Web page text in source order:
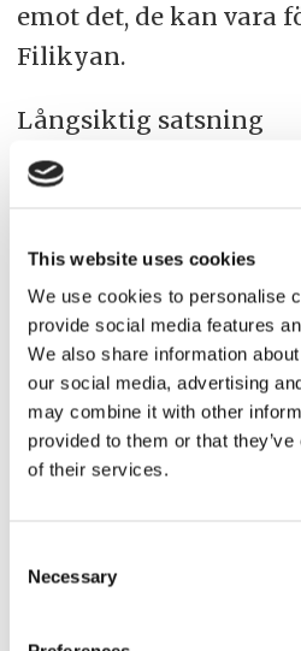
This website uses cookies
We use cookies to personalise
provide social media features
We also share information
our social media, advertising
may combine it with other
provided to them or that
of their services.
Selection
Necessary
emot det, de kan vara
Filikyan.
Långsiktig satsning
Att satsningen skulle
– Det här är
efter att tjäna snabba
Petersburgs största,
största, bank i ryggen,
Glukhov.
volymerna börjar
det gör inget. Det